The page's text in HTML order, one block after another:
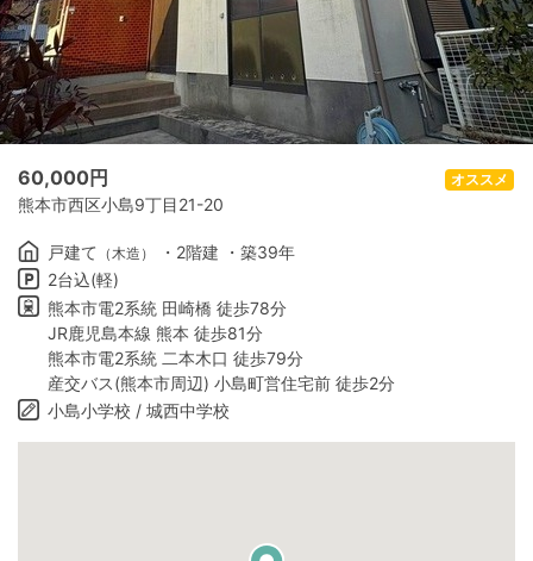
60,000円
熊本市西区小島9丁目21-20
オススメ
戸建て （木造）
・2階建 ・築39年
2台込(軽)
熊本市電2系統 田崎橋 徒歩78分
JR鹿児島本線 熊本 徒歩81分
熊本市電2系統 二本木口 徒歩79分
産交バス(熊本市周辺) 小島町営住宅前 徒歩2分
小島小学校 / 城西中学校